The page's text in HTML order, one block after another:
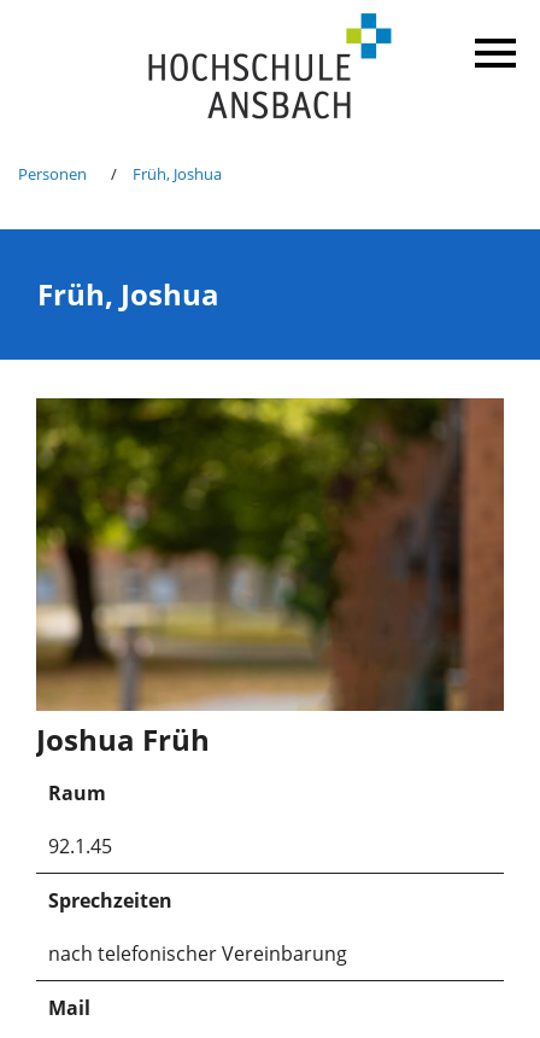
Personen Früh, Joshua
Früh, Joshua
Joshua Früh
Raum
92.1.45
Sprechzeiten
nach telefonischer Vereinbarung
Mail